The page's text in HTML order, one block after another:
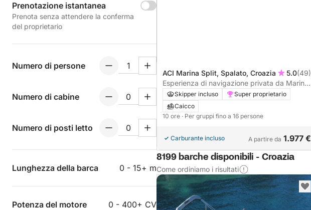
Prenotazione istantanea
Prenota senza attendere la conferma
del proprietario
Numero di persone
Numero di cabine
Numero di posti letto
Lunghezza della barca 0 - 15+ m
Potenza del motore 0 - 400+ CV
ACI Marina Split, Spalato, Croazia 5.0(49)
Esperienza di navigazione privata da Marina
Split o Podstrana all'isola di Brac
Skipper incluso
Super proprietario
Caicco
10 ore · Per gruppi fino a 16 persone
Carburante incluso A partire da 1.977 €
8199 barche disponibili - Croazia
Come ordiniamo i risultati